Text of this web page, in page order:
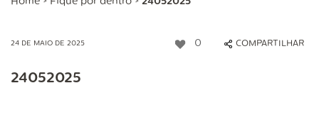
24 DE MAIO DE 2025 0 COMPARTILHAR
24052025